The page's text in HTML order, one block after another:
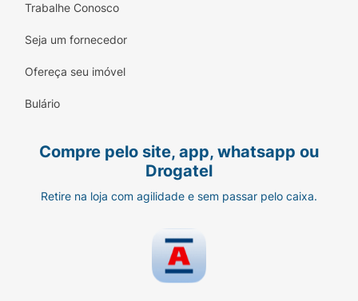
Trabalhe Conosco
Seja um fornecedor
Ofereça seu imóvel
Bulário
Compre pelo site, app, whatsapp ou
Drogatel
Retire na loja com agilidade e sem passar pelo caixa.